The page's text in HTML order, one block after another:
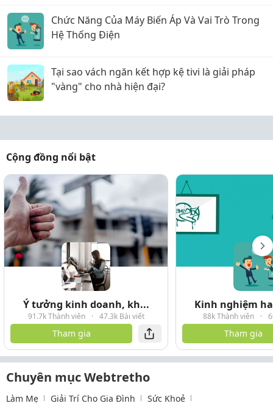
Chức Năng Của Máy Biến Áp Và Vai Trò Trong
Hệ Thống Điện
Tại sao vách ngăn kết hợp kệ tivi là giải pháp
"vàng" cho nhà hiện đại?
Cộng đồng nổi bật
Ý tưởng kinh doanh, kh...
91.7k Thành viên · 47.3k Bài viết
Tham gia
Kinh nghiệm
88k Thành viên ·
Tham gia
Chuyên mục Webtretho
Làm Mẹ Giải Trí Cho Gia Đình Sức Khoẻ